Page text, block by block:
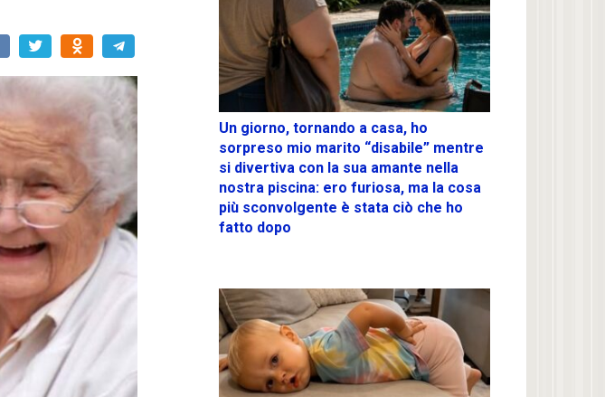
Un giorno, tornando a casa, ho
sorpreso mio marito “disabile” mentre
si divertiva con la sua amante nella
nostra piscina: ero furiosa, ma la cosa
più sconvolgente è stata ciò che ho
fatto dopo